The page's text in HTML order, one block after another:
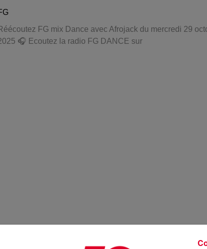
FG mix Dance avec Afrojack du mercredi 29
🎧 Ecoutez la radio FG DANCE sur